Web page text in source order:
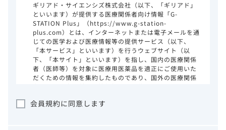
ギリアド・サイエンシズ株式会社（以下、「ギリアド」
といいます）が提供する医療関係者向け情報「G-
STATION Plus」（https://www.g-station-
plus.com）とは、インターネットまたは電子メールを通
じての医学および医療情報等の提供サービス（以下、
「本サービス」といいます）を行うウェブサイト（以
下、「本サイト」といいます）を指し、国内の医療関係
者（医師等）を対象に医療用医薬品を適正にご使用いた
だくための情報を集約したものであり、国外の医療関係
事項をご熟読いただき、同意された場合のみご利用くだ
会員規約に同意します